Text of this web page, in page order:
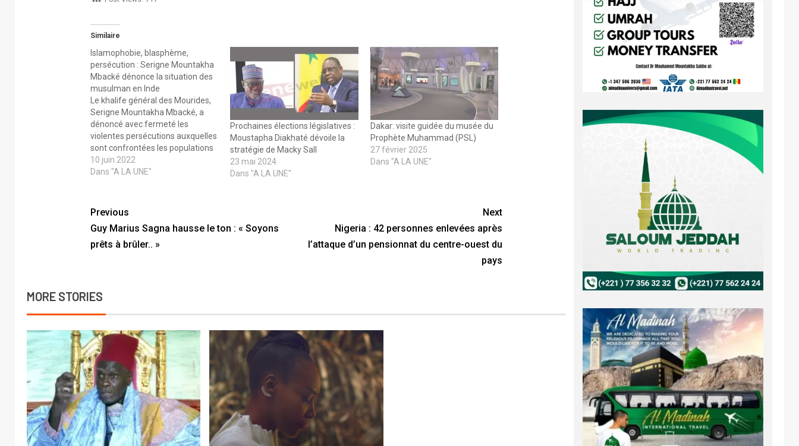
Similaire
Islamophobie, blasphème,
persécution : Serigne Mountakha
Mbacké dénonce la situation des
musulman en Inde
Le khalife général des Mourides,
Serigne Mountakha Mbacké, a
dénoncé avec fermeté les
violentes persécutions auxquelles
sont confrontées les populations
musulmanes d’Inde et les actes et
propos jugés blasphématoires à
correspondance adressée à
parcouru par Lesoleil.sn, le
religieux…
10 juin 2022
Dans "A LA UNE"
Prochaines élections législatives :
Moustapha Diakhaté dévoile la
stratégie de Macky Sall
23 mai 2024
Dans "A LA UNE"
Dakar: visite guidée du musée du
Prophète Muhammad (PSL)
27 février 2025
Dans "A LA UNE"
Previous
Guy Marius Sagna hausse le ton : « Soyons
prêts à brûler.. »
Next
Nigeria : 42 personnes enlevées après
l’attaque d’un pensionnat du centre-ouest du
pays
MORE STORIES